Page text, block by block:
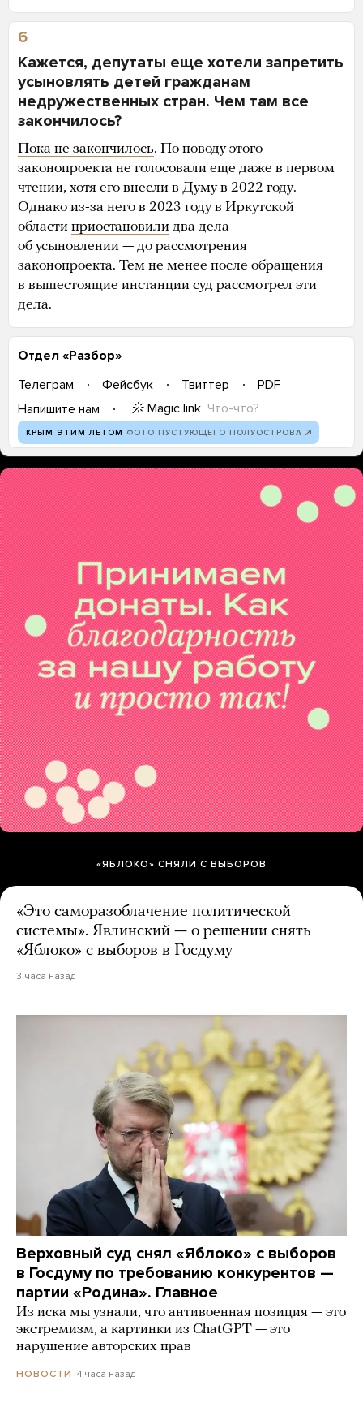
6
Кажется, депутаты еще хотели запретить
усыновлять детей гражданам
недружественных стран. Чем там все
закончилось?
Пока не закончилось. По поводу этого
законопроекта не голосовали еще даже в первом
чтении, хотя его внесли в Думу в 2022 году.
Однако из-за него в 2023 году в Иркутской
области приостановили два дела
об усыновлении — до рассмотрения
законопроекта. Тем не менее после обращения
в вышестоящие инстанции суд рассмотрел эти
дела.
Отдел «Разбор»
Телеграм
Фейсбук Твиттер
PDF
Напишите нам
Magic link Что-что?
КРЫМ ЭТИМ ЛЕТОМ ФОТО ПУСТУЮЩЕГО ПОЛУОСТРОВА
«ЯБЛОКО» СНЯЛИ С ВЫБОРОВ
«Это саморазоблачение политической
системы». Явлинский — о решении снять
«Яблоко» с выборов в Госдуму
3 часа назад
Верховный суд снял «Яблоко» с выборов
в Госдуму по требованию конкурентов —
партии «Родина». Главное
Из иска мы узнали, что антивоенная позиция — это
экстремизм, а картинки из СhatGPT — это
нарушение авторских прав
НОВОСТИ 4 часа назад